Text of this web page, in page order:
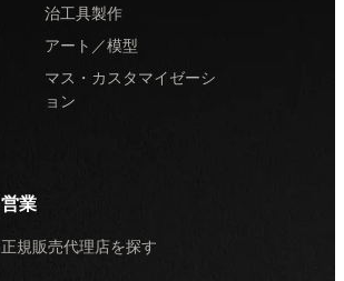
治工具製作
アート／模型
マス・カスタマイゼーシ
ョン
営業
正規販売代理店を探す